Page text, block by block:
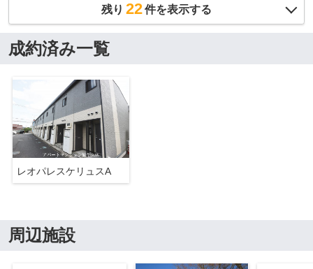
残り 22件を表示する
成約済み一覧
レオパレスケリュスA
周辺施設